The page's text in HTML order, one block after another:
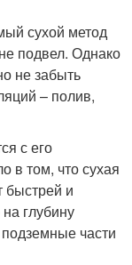
сухой метод
подвел. Однако
не забыть
– полив,
с его
в том, что сухая
быстрей и
глубину
части